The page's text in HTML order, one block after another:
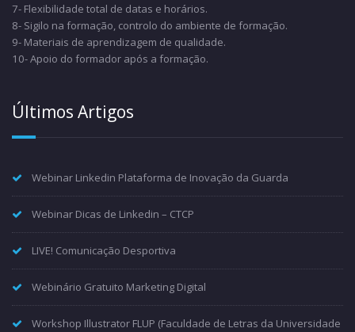
7- Flexibilidade total de datas e horários.
8- Sigilo na formação, controlo do ambiente de formação.
9- Materiais de aprendizagem de qualidade.
10- Apoio do formador após a formação.
Últimos Artigos
Webinar Linkedin Plataforma de Inovação da Guarda
Webinar Dicas de Linkedin – CTCP
LIVE! Comunicação Desportiva
Webinário Gratuito Marketing Digital
Workshop Illustrator FLUP (Faculdade de Letras da Universidade